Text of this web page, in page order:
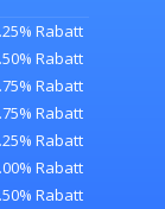
Rabatt
Rabatt
Rabatt
Rabatt
Rabatt
Rabatt
Rabatt